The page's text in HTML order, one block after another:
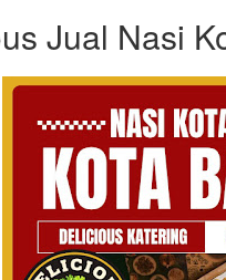
Jual Nasi